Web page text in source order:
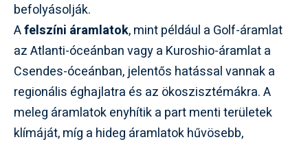
befolyásolják.
Afelszíni áramlatok, mint például a Golf-áramlat
az Atlanti-óceánban vagy a Kuroshio-áramlat a
Csendes-óceánban, jelentős hatással vannak a
regionális éghajlatra és az ökoszisztémákra. A
meleg áramlatok enyhítik a part menti területek
klímáját, míg a hideg áramlatok hűvösebb,